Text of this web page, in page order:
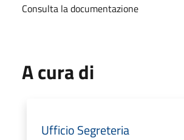
Consulta la documentazione
A cura di
Ufficio Segreteria